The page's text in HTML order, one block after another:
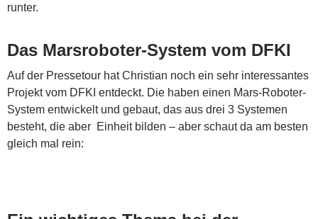
runter.
Das Marsroboter-System vom DFKI
Auf der Pressetour hat Christian noch ein sehr interessantes
Projekt vom DFKI entdeckt. Die haben einen Mars-Roboter-
System entwickelt und gebaut, das aus drei 3 Systemen
besteht, die aber Einheit bilden – aber schaut da am besten
gleich mal rein: